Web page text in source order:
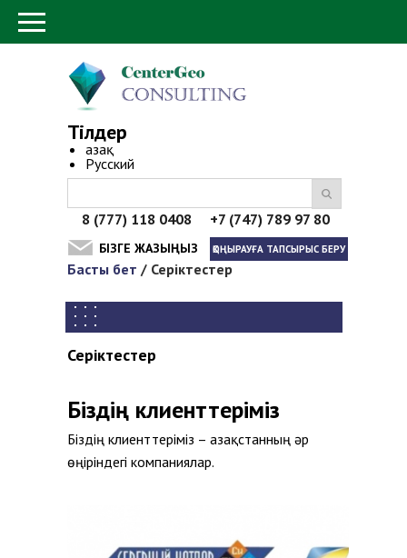
Тілдер
Қазақ
Русский
8 (777) 118 0408 +7 (747) 789 97 80
БІЗГЕ ЖАЗЫҢЫЗ ҚОҢЫРАУҒА ТАПСЫРЫС БЕРУ
You are here
Басты бет / Серіктестер
Серіктестер
Біздің клиенттеріміз
Біздің клиенттеріміз – Қазақстанның әр
өңіріндегі компаниялар.